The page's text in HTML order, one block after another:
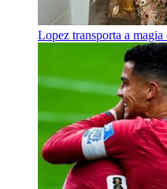
Lopez transporta a